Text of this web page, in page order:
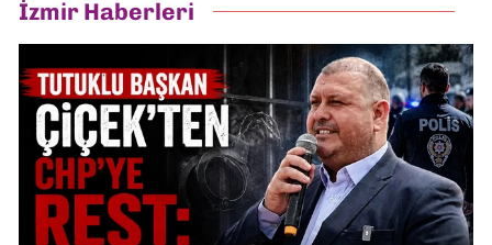
İzmir Haberleri